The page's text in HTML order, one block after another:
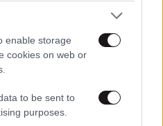
enable storage
cookies on web or
to be sent to
purposes.